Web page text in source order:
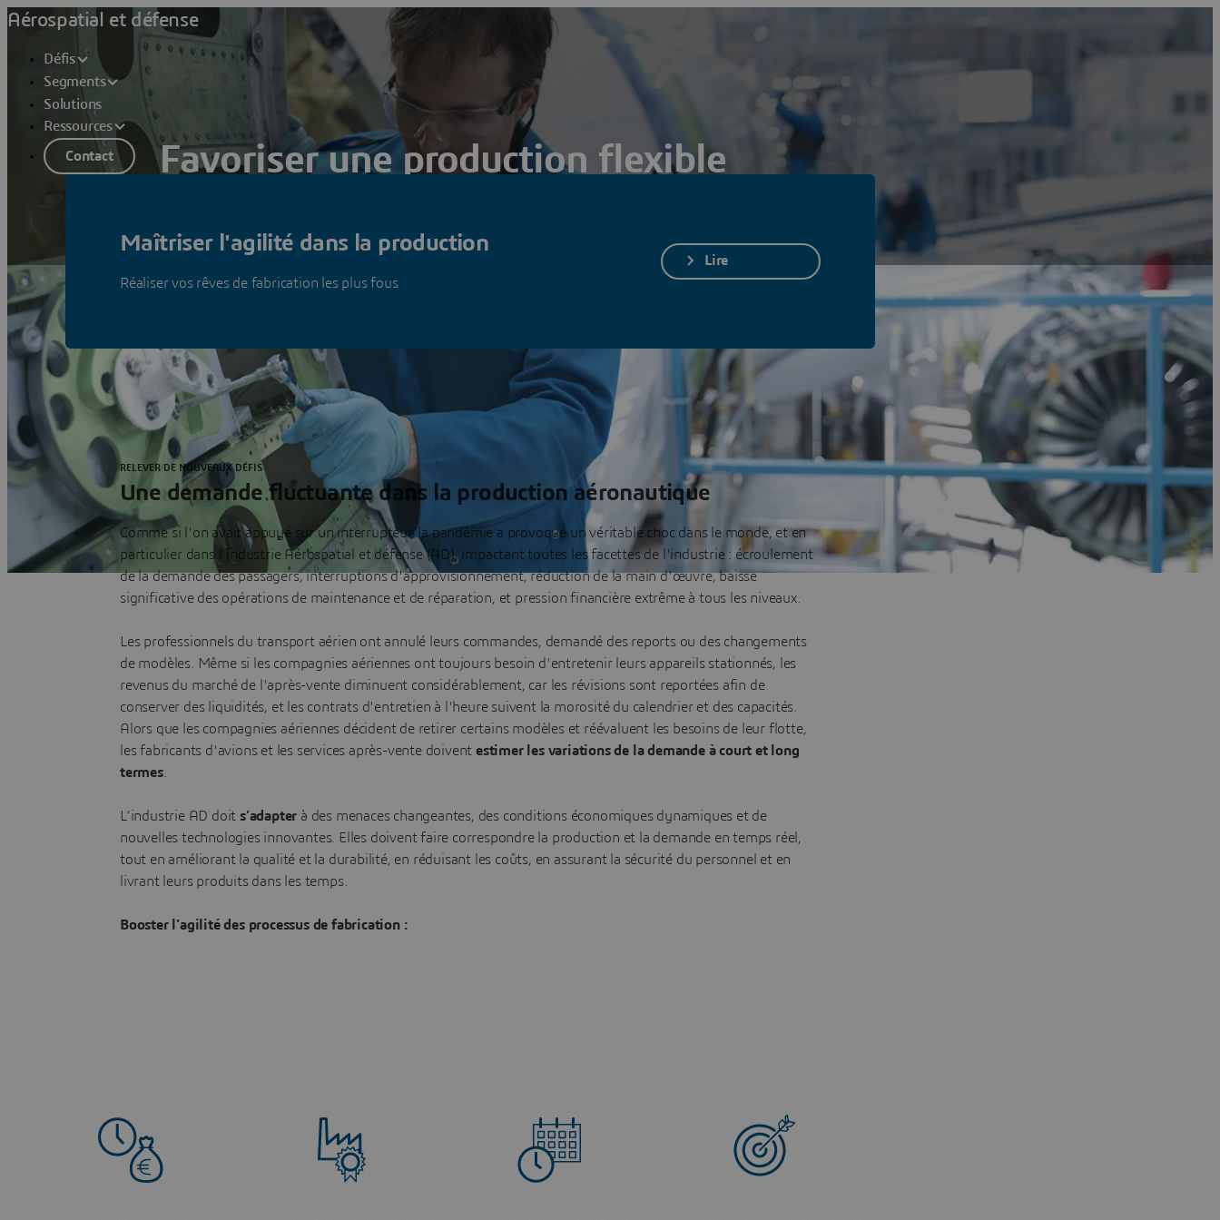
Aérospatial et défense
Défis
Segments
Solutions
Ressources
Contact Favoriser une production flexible
Voir les solutions
Maîtriser l'agilité dans la production
Réaliser vos rêves de fabrication les plus fous
Lire
Une demande fluctuante dans la production aéronautique
RELEVER DE NOUVEAUX DÉFIS
Comme si l'on avait appuyé sur un interrupteur, la pandémie a provoqué un véritable choc dans le monde, et en
particulier dans l'industrie Aérospatial et défense (AD), impactant toutes les facettes de l'industrie : écroulement
de la demande des passagers, interruptions d'approvisionnement, réduction de la main d'œuvre, baisse
significative des opérations de maintenance et de réparation, et pression financière extrême à tous les niveaux.
Les professionnels du transport aérien ont annulé leurs commandes, demandé des reports ou des changements
de modèles. Même si les compagnies aériennes ont toujours besoin d'entretenir leurs appareils stationnés, les
revenus du marché de l'après-vente diminuent considérablement, car les révisions sont reportées afin de
conserver des liquidités, et les contrats d'entretien à l'heure suivent la morosité du calendrier et des capacités.
Alors que les compagnies aériennes décident de retirer certains modèles et réévaluent les besoins de leur flotte,
les fabricants d'avions et les services après-vente doivent estimer les variations de la demande à court et long
termes.
L’industrie AD doit s’adapter à des menaces changeantes, des conditions économiques dynamiques et de
nouvelles technologies innovantes. Elles doivent faire correspondre la production et la demande en temps réel,
tout en améliorant la qualité et la durabilité, en réduisant les coûts, en assurant la sécurité du personnel et en
livrant leurs produits dans les temps.
Booster l'agilité des processus de fabrication :